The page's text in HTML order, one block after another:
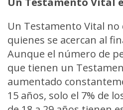
Un Testamento Vital no
quienes se acercan al
Aunque el número de
que tienen un
aumentado
15 años, solo el 7% de